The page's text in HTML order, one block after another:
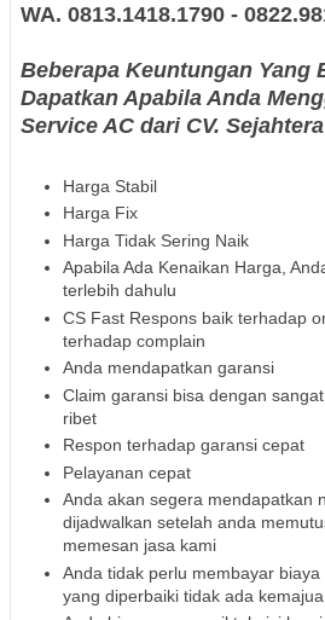
WA. 0813.1418.1790 -
Beberapa Keuntungan Yang
Dapatkan Apabila Anda
Service AC dari CV.
Harga Stabil
Harga Fix
Harga Tidak Sering Naik
Apabila Ada Kenaikan Harga,
terlebih dahulu
CS Fast Respons baik terhadap
terhadap complain
Anda mendapatkan garansi
Claim garansi bisa dengan
ribet
Respon terhadap garansi cepat
Pelayanan cepat
Anda akan segera mendapatkan
dijadwalkan setelah anda
memesan jasa kami
Anda tidak perlu membayar biaya
yang diperbaiki tidak ada